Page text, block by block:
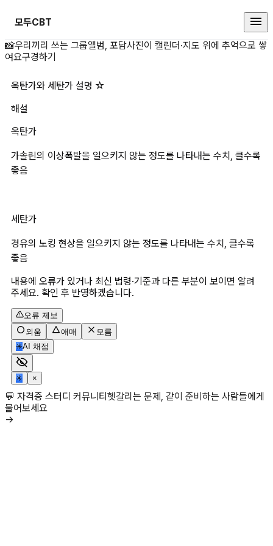
모두CBT
옥탄가와 세탄가 설명 ☆ 상세 페이
📸우리끼리 쓰는 그룹앨범, 포담사진이 캘린더·지도 위에 추억으로 쌓
여요구경하기
옥탄가와 세탄가 설명 ☆
해설
옥탄가
가솔린의 이상폭발을 일으키지 않는 정도를 나타내는 수치, 클수록
좋음
세탄가
경유의 노킹 현상을 일으키지 않는 정도를 나타내는 수치, 클수록
좋음
내용에 오류가 있거나 최신 법령·기준과 다른 부분이 보이면 알려
주세요. 확인 후 반영하겠습니다.
오류 제보
외움
애매
모름
✳AI 채점
✳ ×
💬 자격증 스터디 커뮤니티헷갈리는 문제, 같이 준비하는 사람들에게
물어보세요
→